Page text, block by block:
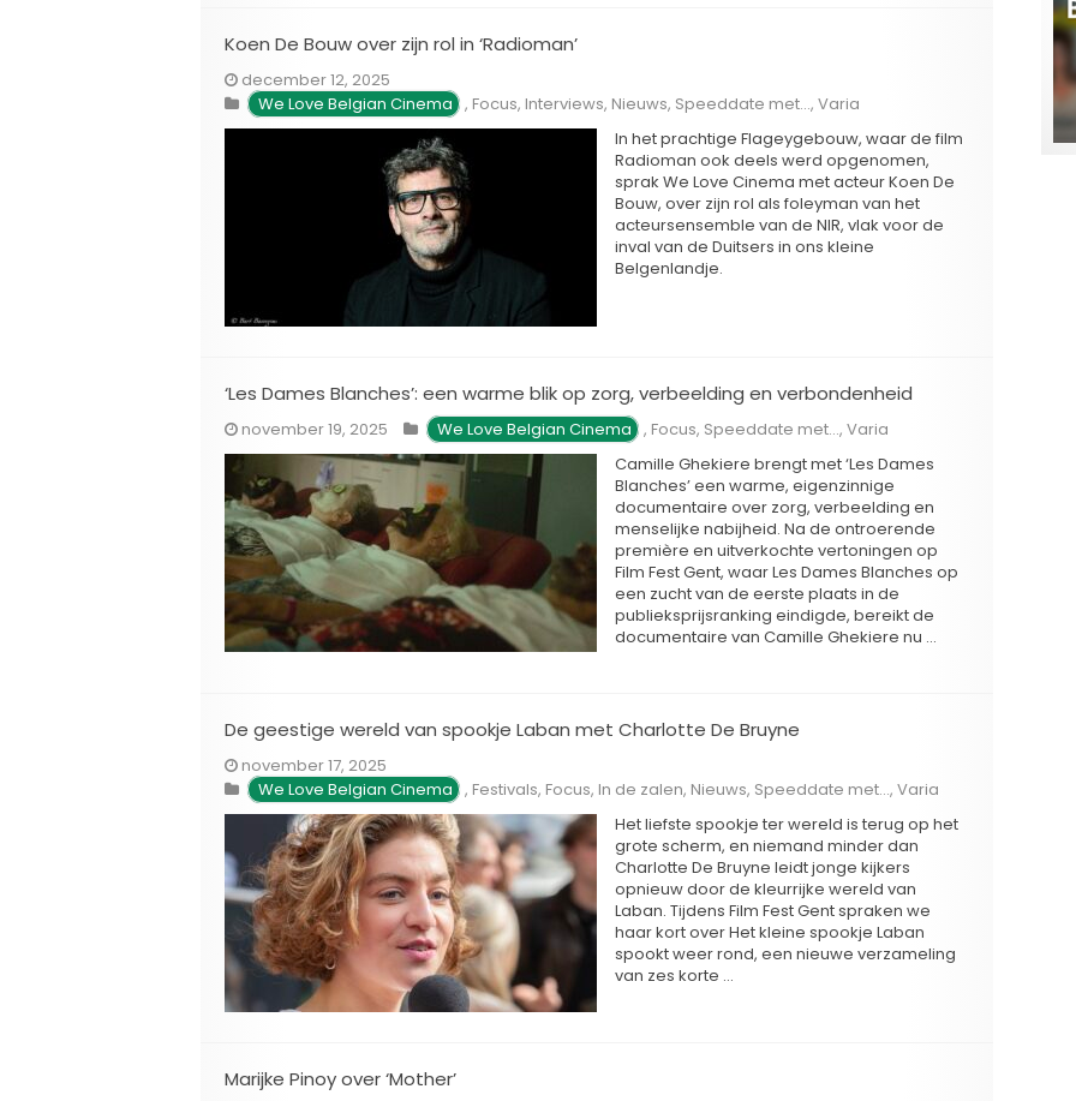
Koen De Bouw over zijn rol in ‘Radioman’
december 12, 2025
We Love Belgian Cinema , Focus, Interviews, Nieuws, Speeddate met..., Varia
In het prachtige Flageygebouw, waar de film
Radioman ook deels werd opgenomen,
sprak We Love Cinema met acteur Koen De
Bouw, over zijn rol als foleyman van het
acteursensemble van de NIR, vlak voor de
inval van de Duitsers in ons kleine
Belgenlandje.
‘Les Dames Blanches’: een warme blik op zorg, verbeelding en verbondenheid
november 19, 2025 We Love Belgian Cinema , Focus, Speeddate met..., Varia
Camille Ghekiere brengt met ‘Les Dames
Blanches’ een warme, eigenzinnige
documentaire over zorg, verbeelding en
menselijke nabijheid. Na de ontroerende
première en uitverkochte vertoningen op
Film Fest Gent, waar Les Dames Blanches op
een zucht van de eerste plaats in de
publieksprijsranking eindigde, bereikt de
documentaire van Camille Ghekiere nu …
De geestige wereld van spookje Laban met Charlotte De Bruyne
november 17, 2025
We Love Belgian Cinema , Festivals, Focus, In de zalen, Nieuws, Speeddate met..., Varia
Het liefste spookje ter wereld is terug op het
grote scherm, en niemand minder dan
Charlotte De Bruyne leidt jonge kijkers
opnieuw door de kleurrijke wereld van
Laban. Tijdens Film Fest Gent spraken we
haar kort over Het kleine spookje Laban
spookt weer rond, een nieuwe verzameling
van zes korte …
Marijke Pinoy over ‘Mother’